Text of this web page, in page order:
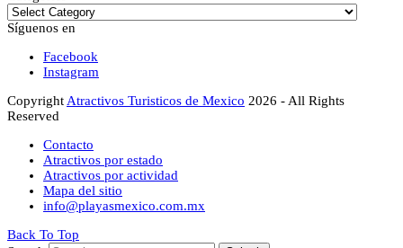
Síguenos en
Facebook
Instagram
CopyrightAtractivos Turisticos de Mexico 2026 - All Rights
Reserved
Contacto
Atractivos por estado
Atractivos por actividad
Mapa del sitio
info@playasmexico.com.mx
Back To Top